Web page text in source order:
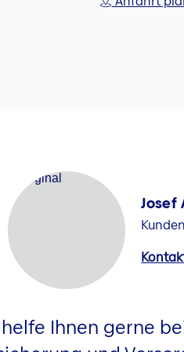
Josef
Ihnen gerne